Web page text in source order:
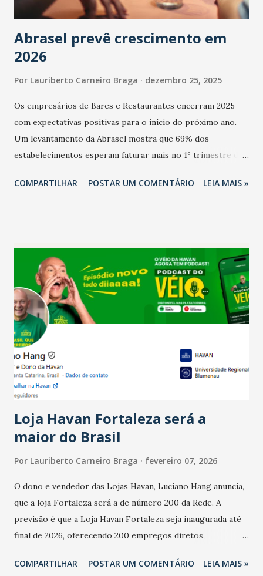
Abrasel prevê crescimento em
2026
Por Lauriberto Carneiro Braga dezembro 25, 2025
Os empresários de Bares e Restaurantes encerram 2025
com expectativas positivas para o início do próximo ano.
Um levantamento da Abrasel mostra que 69% dos
estabelecimentos esperam faturar mais no 1º trimestre de
relação ao último trimestre deste ano, 56% também
confraternizações de fim de ano e pelo pagamento do 13º
Salário para um número maior de trabalhadores, já que o
país tem a menor taxa de desemprego dos anos recentes.
Ainda segundo a Pesquisa, em novembro de 2025, 40% dos
bares e restaurantes operaram com lucro e outros 40%
registraram equilíbrio financeiro. Já o percentual de
estabelecimentos no prejuízo ficou em 19%, pouco abaixo
do observado no mês anterior. Outros 1% não existiam em
novembro. Em relação a outubro, o faturamento também
cresceu. De acordo com a pesquisa, 44% dos n...
COMPARTILHAR POSTAR UM COMENTÁRIO LEIA MAIS »
Loja Havan Fortaleza será a
maior do Brasil
Por Lauriberto Carneiro Braga fevereiro 07, 2026
O dono e vendedor das Lojas Havan, Luciano Hang anuncia,
que a loja Fortaleza será a de número 200 da Rede. A
previsão é que a Loja Havan Fortaleza seja inaugurada até
final de 2026, oferecendo 200 empregos diretos,
Havan Fortaleza ainda não foi anunciada oficialmente, mas
COMPARTILHAR POSTAR UM COMENTÁRIO LEIA MAIS »